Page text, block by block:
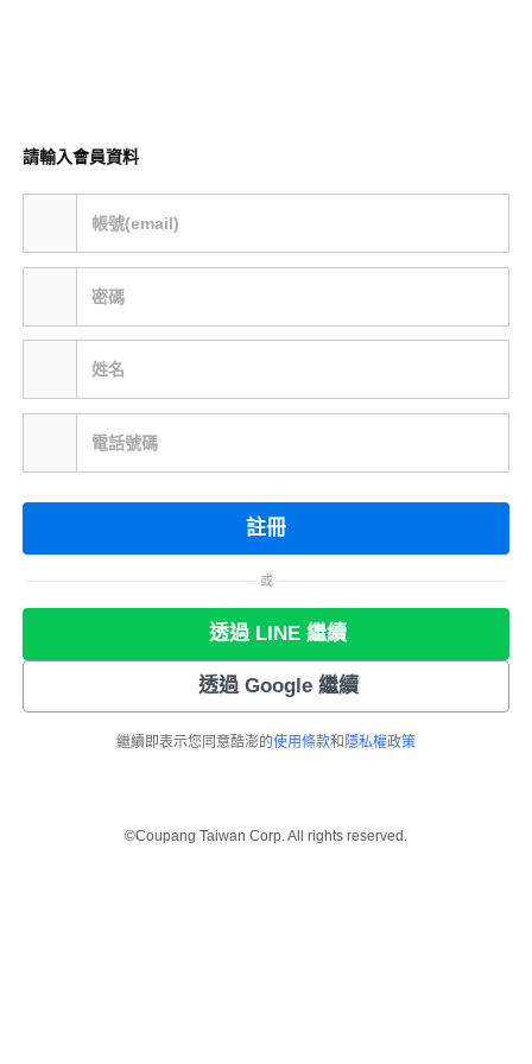
請輸入會員資料
帳號(email)
密碼
姓名
電話號碼
註冊
或
透過 LINE 繼續
透過 Google 繼續
繼續即表示您同意酷澎的使用條款和 隱私權政策
©Coupang Taiwan Corp. All rights reserved.